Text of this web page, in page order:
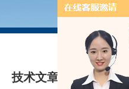
技术文章